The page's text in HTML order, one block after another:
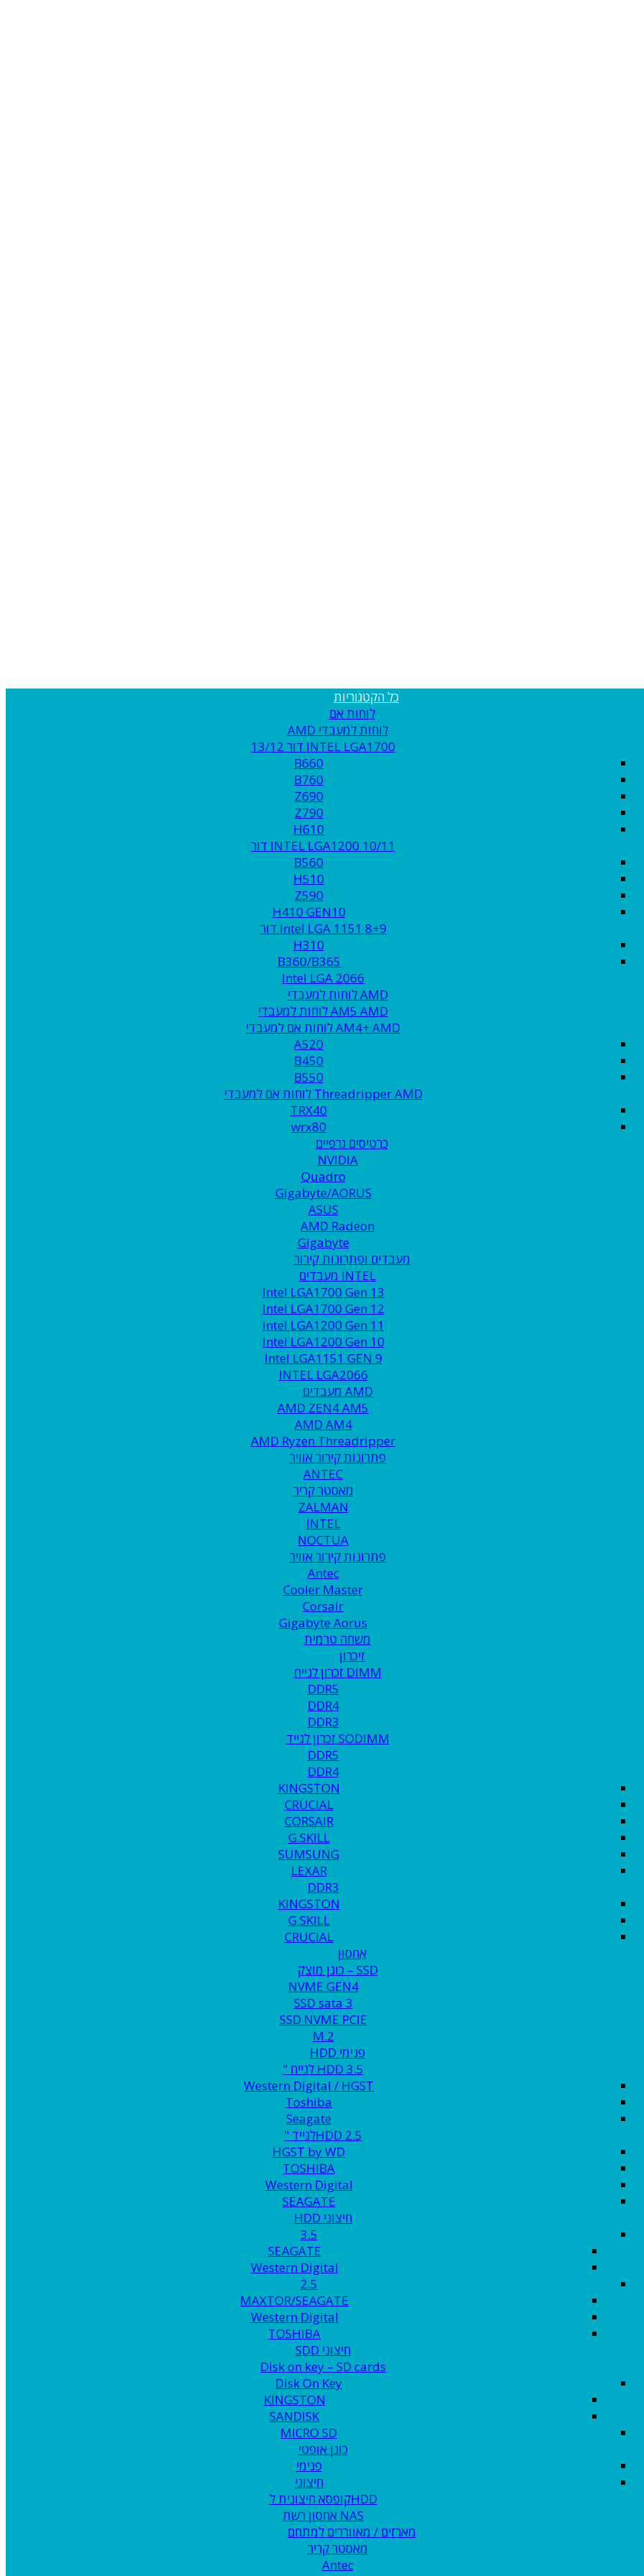
כל הקטגוריות
לוחות אם
לוחות למעבדי AMD
INTEL LGA1700 דור 13/12
B660
B760
Z690
Z790
H610
INTEL LGA1200 10/11 דור
B560
H510
Z590
H410 GEN10
Intel LGA 1151 8+9 דור
H310
B360/B365
Intel LGA 2066
AMD לוחות למעבדי
AM5 AMD לוחות למעבדי
AM4+ AMD לוחות אם למעבדי
A520
B450
B550
Threadripper AMD לוחות אם למעבדי
TRX40
wrx80
כרטיסים גרפיים
NVIDIA
Quadro
Gigabyte/AORUS
ASUS
AMD Radeon
Gigabyte
מעבדים ופתרונות קירור
INTEL מעבדים
Intel LGA1700 Gen 13
Intel LGA1700 Gen 12
Intel LGA1200 Gen 11
Intel LGA1200 Gen 10
Intel LGA1151 GEN 9
INTEL LGA2066
AMD מעבדים
AMD ZEN4 AM5
AMD AM4
AMD Ryzen Threadripper
פתרונות קירור אוויר
ANTEC
מאסטר קריר
ZALMAN
INTEL
NOCTUA
פתרונות קירור אוויר
Antec
Cooler Master
Corsair
Gigabyte Aorus
משחה טרמית
זיכרון
DIMM זכרון לנייח
DDR5
DDR4
DDR3
SODIMM זכרון לנייד
DDR5
DDR4
KINGSTON
CRUCIAL
CORSAIR
G.SKILL
SUMSUNG
LEXAR
DDR3
KINGSTON
G.SKILL
CRUCIAL
אִחסוּן
SSD – כונן מוצק
NVME GEN4
SSD sata 3
SSD NVME PCIE
M.2
פנימי HDD
HDD 3.5 לנייח "
Western Digital / HGST
Toshiba
Seagate
HDD 2.5לנייד "
HGST by WD
TOSHIBA
Western Digital
SEAGATE
חיצוני HDD
3.5
SEAGATE
Western Digital
2.5
MAXTOR/SEAGATE
Western Digital
TOSHIBA
חיצוני SDD
Disk on key – SD cards
Disk On Key
KINGSTON
SANDISK
MICRO SD
כונן אופטי
פנימי
חיצוני
HDDקופסא חיצונית ל
NAS אחסון רשת
מארזים / מאווררים למתחם
מאסטר קריר
Antec